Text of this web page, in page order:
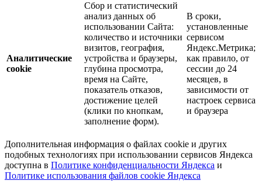
Аналитические
cookie
Сбор и статистический
анализ данных об
использовании Сайта:
количество и источники
визитов, география,
устройства и браузеры,
глубина просмотра,
время на Сайте,
показатель отказов,
достижение целей
(клики по кнопкам,
заполнение форм).
В сроки,
установленные
сервисом
Яндекс.Метрика;
как правило, от
сессии до 24
месяцев, в
зависимости от
настроек сервиса
и браузера
Дополнительная информация о файлах cookie и других
подобных технологиях при использовании сервисов Яндекса
доступна в Политике конфиденциальности Яндекса и
Политике использования файлов cookie Яндекса